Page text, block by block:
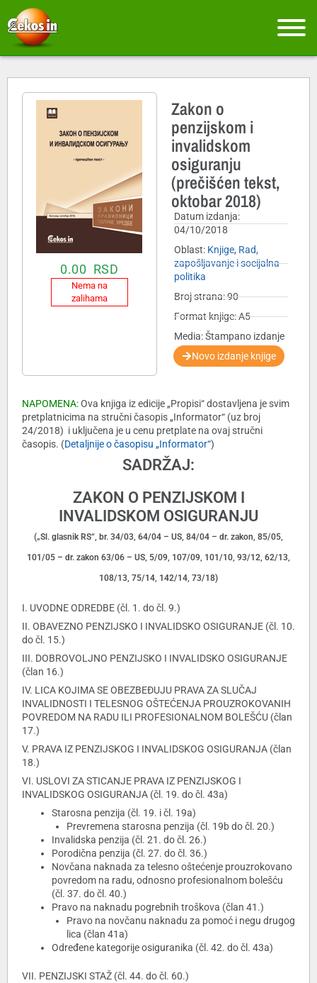
0.00 RSD
Nema na
zalihama
Zakon o
penzijskom i
invalidskom
osiguranju
(prečišćen tekst,
oktobar 2018)
Datum izdanja:
04/10/2018
Oblast: Knjige, Rad,
zapošljavanje i socijalna
politika
Broj strana: 90
Format knjige: A5
Media: Štampano izdanje
Novo izdanje knjige
NAPOMENA:Ova knjiga iz edicije „Propisi“ dostavljena je svim
pretplatnicima na stručni časopis „Informator“ (uz broj
24/2018) i uključena je u cenu pretplate na ovaj stručni
časopis. (Detaljnije o časopisu „Informator“)
SADRŽAJ:
ZAKON O PENZIJSKOM I
INVALIDSKOM OSIGURANJU
(„Sl. glasnik RS“, br. 34/03, 64/04 – US, 84/04 – dr. zakon, 85/05,
101/05 – dr. zakon 63/06 – US, 5/09, 107/09, 101/10, 93/12, 62/13,
108/13, 75/14, 142/14, 73/18)
I. UVODNE ODREDBE (čl. 1. do čl. 9.)
II. OBAVEZNO PENZIJSKO I INVALIDSKO OSIGURANJE (čl. 10.
do čl. 15.)
III. DOBROVOLJNO PENZIJSKO I INVALIDSKO OSIGURANJE
(član 16.)
IV. LICA KOJIMA SE OBEZBEĐUJU PRAVA ZA SLUČAJ
INVALIDNOSTI I TELESNOG OŠTEĆENJA PROUZROKOVANIH
POVREDOM NA RADU ILI PROFESIONALNOM BOLEŠĆU (član
17.)
V. PRAVA IZ PENZIJSKOG I INVALIDSKOG OSIGURANJA (član
18.)
VI. USLOVI ZA STICANJE PRAVA IZ PENZIJSKOG I
INVALIDSKOG OSIGURANJA (čl. 19. do čl. 43a)
Starosna penzija (čl. 19. i čl. 19a)
Prevremena starosna penzija (čl. 19b do čl. 20.)
Invalidska penzija (čl. 21. do čl. 26.)
Porodična penzija (čl. 27. do čl. 36.)
Novčana naknada za telesno oštećenje prouzrokovano
povredom na radu, odnosno profesionalnom bolešću
(čl. 37. do čl. 40.)
Pravo na naknadu pogrebnih troškova (član 41.)
Pravo na novčanu naknadu za pomoć i negu drugog
lica (član 41a)
Određene kategorije osiguranika (čl. 42. do čl. 43a)
VII. PENZIJSKI STAŽ (čl. 44. do čl. 60.)